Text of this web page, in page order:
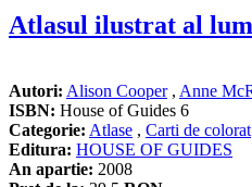
Atlasul ilustrat al
Autori: Alison Cooper, Anne
ISBN: House of Guides 6
Categorie: Atlase , Carti de colorat
Editura: HOUSE OF GUIDES
An apartie: 2008